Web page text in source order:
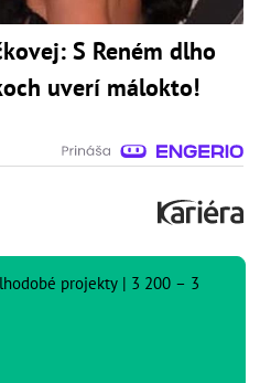
S Reném dlho
uverí málokto!
projekty | 3 200 – 3